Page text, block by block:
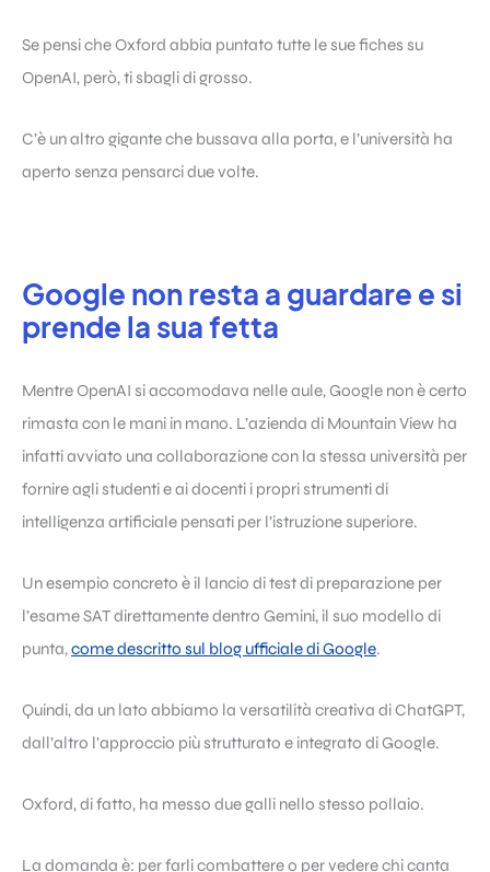
Se pensi che Oxford abbia puntato tutte le sue fiches su
OpenAI, però, ti sbagli di grosso.
C’è un altro gigante che bussava alla porta, e l’università ha
aperto senza pensarci due volte.
Google non resta a guardare e si
prende la sua fetta
Mentre OpenAI si accomodava nelle aule, Google non è certo
rimasta con le mani in mano. L’azienda di Mountain View ha
infatti avviato una collaborazione con la stessa università per
fornire agli studenti e ai docenti i propri strumenti di
intelligenza artificiale pensati per l’istruzione superiore.
Un esempio concreto è il lancio di test di preparazione per
l’esame SAT direttamente dentro Gemini, il suo modello di
punta,come descritto sul blog ufficiale di Google.
Quindi, da un lato abbiamo la versatilità creativa di ChatGPT,
dall’altro l’approccio più strutturato e integrato di Google.
Oxford, di fatto, ha messo due galli nello stesso pollaio.
La domanda è: per farli combattere o per vedere chi canta